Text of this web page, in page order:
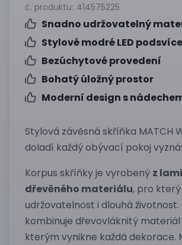
č. produktu: 414575225
Snadno udržovatelný
Stylové modré LED
Bezúchytové provedení
Bohatý úložný prostor
Moderní design s
Stylová závěsná skříňka MATCH
doladí každý obývací pokoj
Korpus skříňky je vyrobený z
dřevěného materiálu, pro
udržovatelnost i dlouhá
kombinuje dřevovláknitý materiál
kterým vynikne každá dekorace.